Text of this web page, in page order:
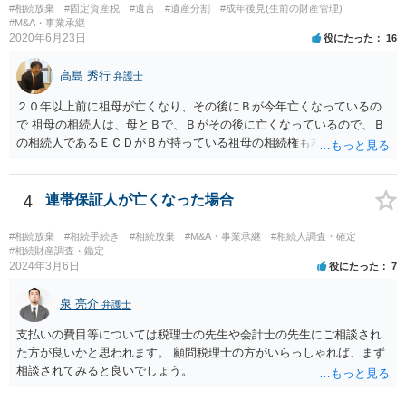
る扶養義務は配偶者や子に対する扶養義務に比べて弱いものです。 生
まれてすぐ両親が離婚し、その後会っていなかったという事情も、扶
養義務の順位を下げる一つの理由になります。
#相続放棄 #固定資産税 #遺言 #遺産分割
#成年後見(生前の財産管理)
#M&A・事業承継
2020年6月23日 役にたった 16
高島 秀行 弁護士
２０年以上前に祖母が亡くなり、その後にＢが今年亡くなっているの
で 祖母の相続人は、母とＢで、Ｂがその後に亡くなっているので、Ｂ
の相続人であるＥＣＤがＢが持っている祖母の相続権も相続すること
Ｅも行う必要があります。 Ｂの配偶者であるＥは常にＢの相続人とな
ります。
4 連帯保証人が亡くなった場合
#相続放棄 #相続手続き #相続放棄 #M&A・事業承継
#相続人調査・確定
#相続財産調査・鑑定
2024年3月6日 役にたった 7
泉 亮介 弁護士
支払いの費目等については税理士の先生や会計士の先生にご相談され
た方が良いかと思われます。 顧問税理士の方がいらっしゃれば、まず
相談されてみると良いでしょう。